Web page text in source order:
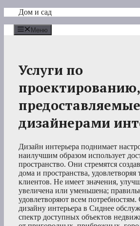
Перейти
содержимому
Дом и сад
Меню
Услуги по
проектированию,
предоставляемые
дизайнерами
Дизайн интерьера поднимает
наилучшим образом использует
пространство. Они стремятся
дома и пространства, удовлетворяя
клиентов. Не имеет значения,
увеличена или уменьшена;
удовлетворяют всем
дизайну интерьера в Сиднее
спектр доступных объектов